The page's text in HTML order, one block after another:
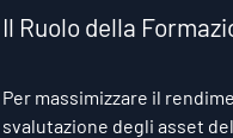
Il Ruolo della
Per massimizzare il
svalutazione degli asset